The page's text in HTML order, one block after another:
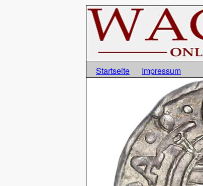
Startseite Impressum